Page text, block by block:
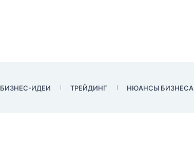
БИЗНЕС-ИДЕИ ТРЕЙДИНГ НЮАНСЫ БИЗНЕСА